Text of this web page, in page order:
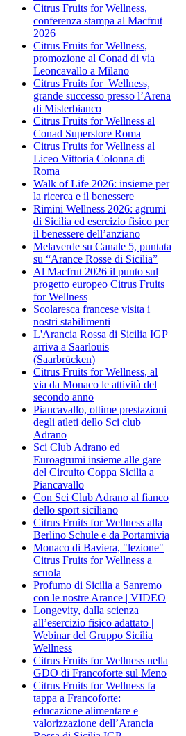
Citrus Fruits for Wellness,
conferenza stampa al Macfrut
2026
Citrus Fruits for Wellness,
promozione al Conad di via
Leoncavallo a Milano
Citrus Fruits for Wellness,
grande successo presso l’Arena
di Misterbianco
Citrus Fruits for Wellness al
Conad Superstore Roma
Citrus Fruits for Wellness al
Liceo Vittoria Colonna di
Roma
Walk of Life 2026: insieme per
la ricerca e il benessere
Rimini Wellness 2026: agrumi
di Sicilia ed esercizio fisico per
il benessere dell’anziano
Melaverde su Canale 5, puntata
su “Arance Rosse di Sicilia”
Al Macfrut 2026 il punto sul
progetto europeo Citrus Fruits
for Wellness
Scolaresca francese visita i
nostri stabilimenti
L'Arancia Rossa di Sicilia IGP
arriva a Saarlouis
(Saarbrücken)
Citrus Fruits for Wellness, al
via da Monaco le attività del
secondo anno
Piancavallo, ottime prestazioni
degli atleti dello Sci club
Adrano
Sci Club Adrano ed
Euroagrumi insieme alle gare
del Circuito Coppa Sicilia a
Piancavallo
Con Sci Club Adrano al fianco
dello sport siciliano
Citrus Fruits for Wellness alla
Berlino Schule e da Portamivia
Monaco di Baviera, "lezione"
Citrus Fruits for Wellness a
scuola
Profumo di Sicilia a Sanremo
con le nostre Arance | VIDEO
Longevity, dalla scienza
all’esercizio fisico adattato |
Webinar del Gruppo Sicilia
Wellness
Citrus Fruits for Wellness nella
GDO di Francoforte sul Meno
Citrus Fruits for Wellness fa
tappa a Francoforte:
educazione alimentare e
valorizzazione dell’Arancia